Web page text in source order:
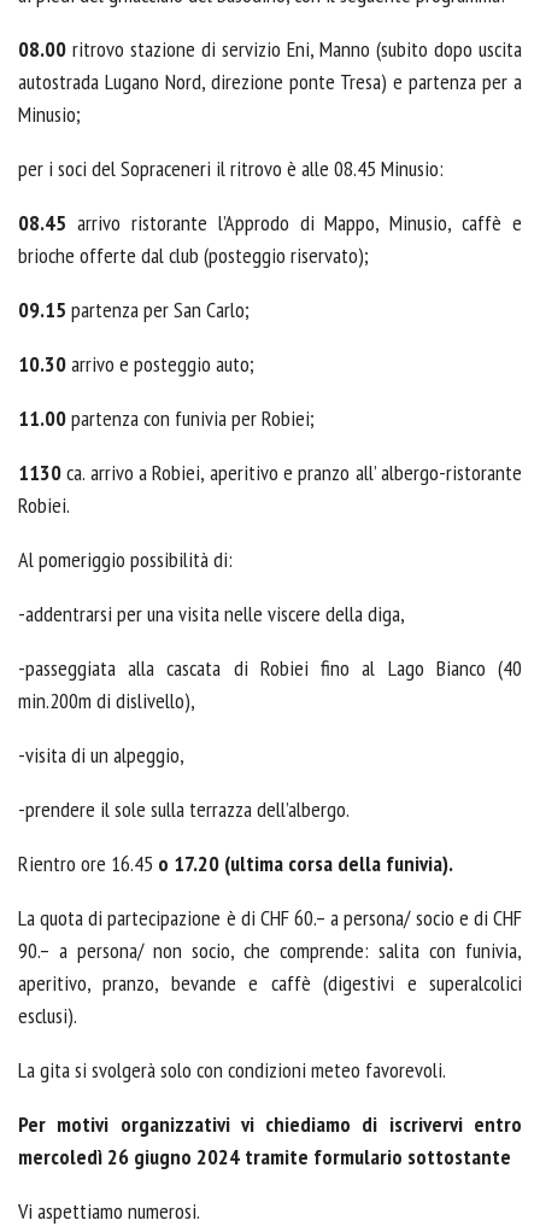
08.00 ritrovo stazione di servizio Eni, Manno (subito dopo uscita
autostrada Lugano Nord, direzione ponte Tresa) e partenza per a
Minusio;
per i soci del Sopraceneri il ritrovo è alle 08.45 Minusio:
08.45 arrivo ristorante l’Approdo di Mappo, Minusio, caffè e
brioche offerte dal club (posteggio riservato);
09.15 partenza per San Carlo;
10.30arrivo e posteggio auto;
11.00partenza con funivia per Robiei;
1130ca. arrivo a Robiei, aperitivo e pranzo all’ albergo-ristorante
Robiei.
Al pomeriggio possibilità di:
-addentrarsi per una visita nelle viscere della diga,
-passeggiata alla cascata di Robiei fino al Lago Bianco (40
min.200m di dislivello),
-visita di un alpeggio,
-prendere il sole sulla terrazza dell’albergo.
Rientro ore 16.45 o 17.20 (ultima corsa della funivia).
La quota di partecipazione è di CHF 60.– a persona/ socio e di CHF
90.– a persona/ non socio, che comprende: salita con funivia,
aperitivo, pranzo, bevande e caffè (digestivi e superalcolici
esclusi).
La gita si svolgerà solo con condizioni meteo favorevoli.
Per motivi organizzativi vi chiediamo di iscrivervi entro
mercoledì 26 giugno 2024 tramite formulario sottostante
Vi aspettiamo numerosi.